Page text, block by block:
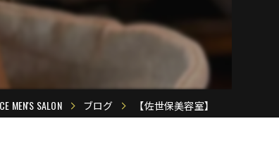
SALON ブログ 【佐世保美容室】